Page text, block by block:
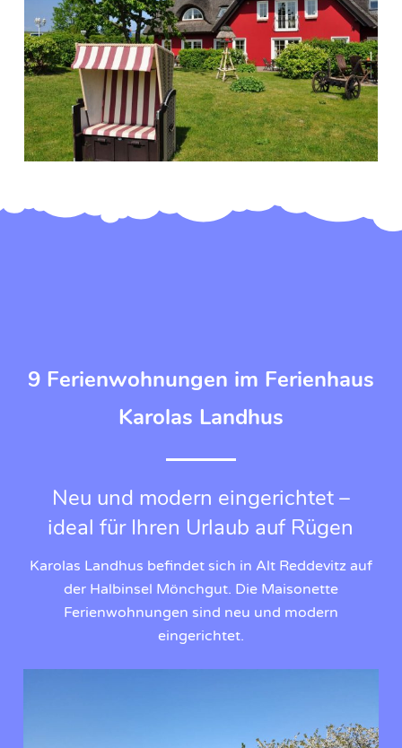
9 Ferienwohnungen im Ferienhaus
Karolas Landhus
Neu und modern eingerichtet –
ideal für Ihren Urlaub auf Rügen
Karolas Landhus befindet sich in Alt Reddevitz auf
der Halbinsel Mönchgut. Die Maisonette
Ferienwohnungen sind neu und modern
eingerichtet.